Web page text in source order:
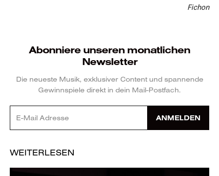
Fichon
Abonniere unseren monatlichen
Newsletter
Die neueste Musik, exklusiver Content und spannende
Gewinnspiele direkt in dein Mail-Postfach.
ANMELDEN
WEITERLESEN